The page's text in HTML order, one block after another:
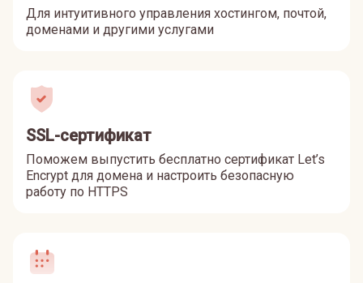
Для интуитивного управления хостингом, почтой,
доменами и другими услугами
SSL-сертификат
Поможем выпустить бесплатно сертификат Let’s
Encrypt для домена и настроить безопасную
работу по HTTPS